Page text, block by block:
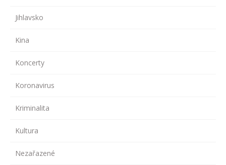
Jihlavsko
Kina
Koncerty
Koronavirus
Kriminalita
Kultura
Nezařazené